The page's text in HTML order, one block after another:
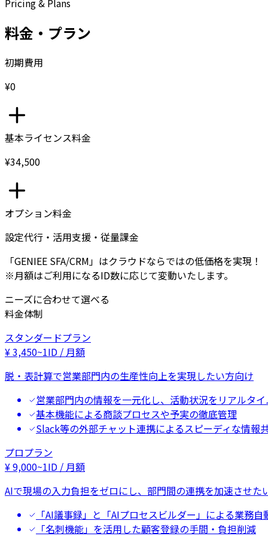
Pricing & Plans
料金・プラン
初期費用
¥0
基本ライセンス料金
¥34,500
オプション料金
設定代行・活用支援・従量課金
「GENIEE SFA/CRM」はクラウドならではの低価格を実現！
※月額はご利用になるID数に応じて変動いたします。
ニーズに合わせて選べる
料金体制
スタンダードプラン
¥3,450~1ID / 月額
脱・表計算で営業部門内の生産性向上を実現したい方向け
営業部門内の情報を一元化し、活動状況をリアルタ
基本機能による商談プロセスや予実の徹底管理
Slack等の外部チャット連携によるスピーディな情報
プロプラン
¥9,000~1ID / 月額
AIで現場の入力負担をゼロにし、部門間の連携を加速させた
「AI議事録」と「AIプロセスビルダー」による業務自
「名刺機能」を活用した顧客登録の手間・負担削減